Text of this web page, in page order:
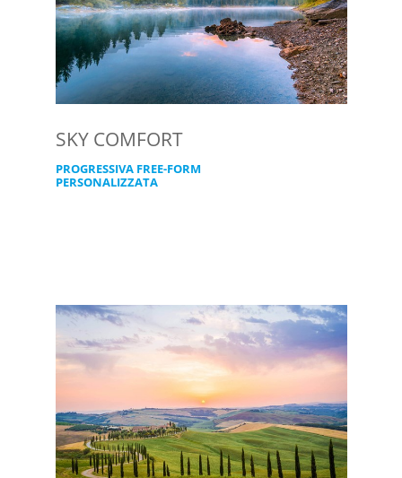
SKY COMFORT
PROGRESSIVA FREE-FORM
PERSONALIZZATA